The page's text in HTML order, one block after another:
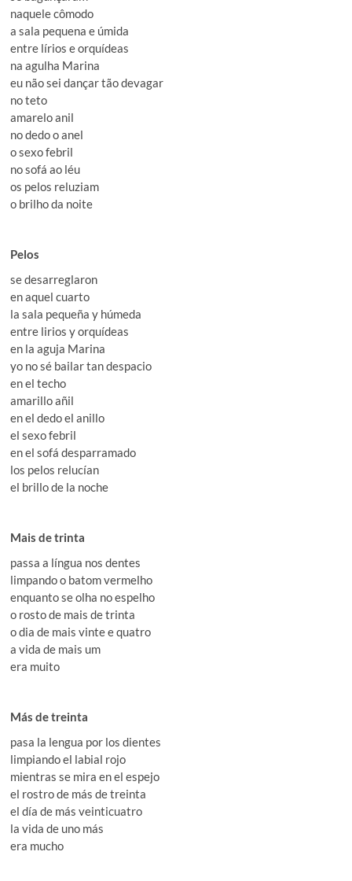
naquele cômodo
a sala pequena e úmida
entre lírios e orquídeas
na agulha Marina
eu não sei dançar tão devagar
no teto
amarelo anil
no dedo o anel
o sexo febril
no sofá ao léu
os pelos reluziam
o brilho da noite
Pelos
se desarreglaron
en aquel cuarto
la sala pequeña y húmeda
entre lirios y orquídeas
en la aguja Marina
yo no sé bailar tan despacio
en el techo
amarillo añil
en el dedo el anillo
el sexo febril
en el sofá desparramado
los pelos relucían
el brillo de la noche
Mais de trinta
passa a língua nos dentes
limpando o batom vermelho
enquanto se olha no espelho
o rosto de mais de trinta
o dia de mais vinte e quatro
a vida de mais um
era muito
Más de treinta
pasa la lengua por los dientes
limpiando el labial rojo
mientras se mira en el espejo
el rostro de más de treinta
el día de más veinticuatro
la vida de uno más
era mucho